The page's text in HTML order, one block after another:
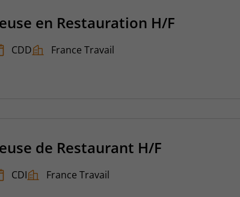
en Restauration H/F
CDD
France Travail
de Restaurant H/F
CDI
France Travail